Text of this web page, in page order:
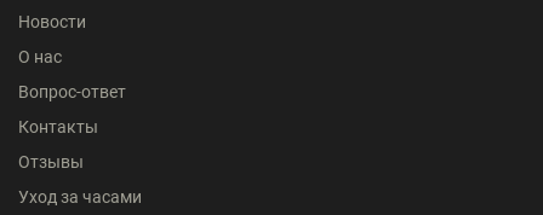
Новости
О нас
Вопрос-ответ
Контакты
Отзывы
Уход за часами